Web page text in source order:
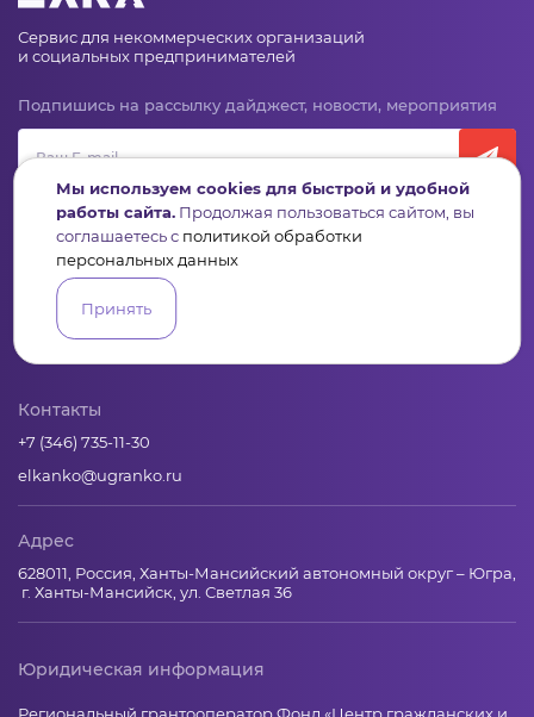
Сервис для некоммерческих организаций
и социальных предпринимателей
Подпишись на рассылку дайджест, новости, мероприятия
Конкурсы
Аналитика
База знаний
Контакты
+7 (346) 735-11-30
elkanko@ugranko.ru
Адрес
628011, Россия, Ханты-Мансийский автономный округ – Югра,
г. Ханты-Мансийск, ул. Светлая 36
Юридическая информация
Мы используем cookies для быстрой и удобной
работы сайта. Продолжая пользоваться сайтом, вы
соглашаетесь с политикой обработки
персональных данных
Принять